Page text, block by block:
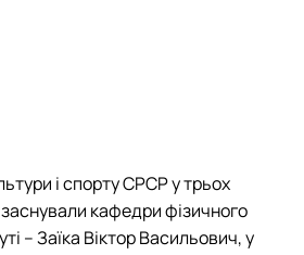
і спорту СРСР у трьох
кафедри фізичного
– Заїка Віктор Васильович, у